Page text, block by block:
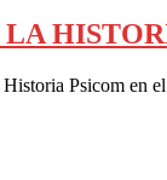
Psicom en